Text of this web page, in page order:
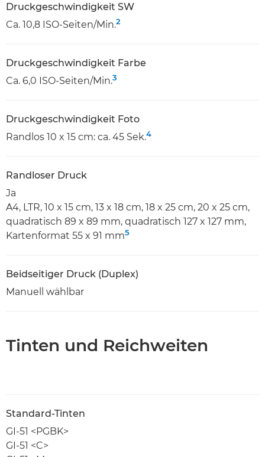
Druckgeschwindigkeit SW
Ca. 10,8 ISO-Seiten/Min.2
Druckgeschwindigkeit Farbe
Ca. 6,0 ISO-Seiten/Min.3
Druckgeschwindigkeit Foto
Randlos 10 x 15 cm: ca. 45 Sek.4
Randloser Druck
Ja
A4, LTR, 10 x 15 cm, 13 x 18 cm, 18 x 25 cm, 20 x 25 cm,
quadratisch 89 x 89 mm, quadratisch 127 x 127 mm,
Kartenformat 55 x 91 mm5
Beidseitiger Druck (Duplex)
Manuell wählbar
Tinten und Reichweiten
Standard-Tinten
GI-51 <PGBK>
GI-51 <C>